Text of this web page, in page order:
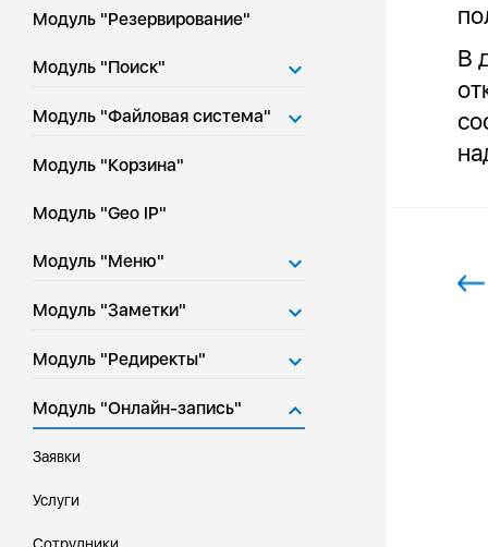
Модуль "Резервирование"
Модуль "Поиск"
Модуль "Файловая система"
Модуль "Корзина"
Модуль "Geo IP"
Модуль "Меню"
Модуль "Заметки"
Модуль "Редиректы"
Модуль "Онлайн-запись"
Заявки
Услуги
В